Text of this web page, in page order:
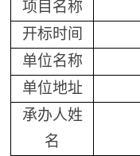
项目名称
开标时间
单位名称
单位地址
承办人姓
名